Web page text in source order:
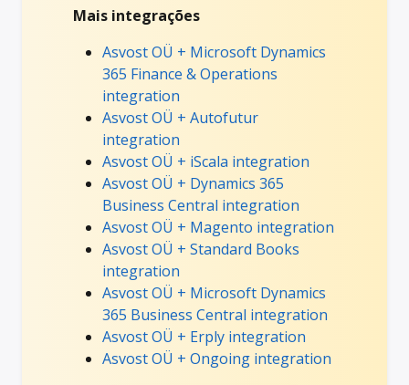
Mais integrações
Asvost OÜ + Microsoft Dynamics
365 Finance & Operations
integration
Asvost OÜ + Autofutur
integration
Asvost OÜ + iScala integration
Asvost OÜ + Dynamics 365
Business Central integration
Asvost OÜ + Magento integration
Asvost OÜ + Standard Books
integration
Asvost OÜ + Microsoft Dynamics
365 Business Central integration
Asvost OÜ + Erply integration
Asvost OÜ + Ongoing integration